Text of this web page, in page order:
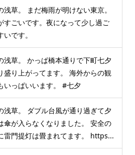
浅草。 まだ梅雨が明けない東京。
すごいです。夜になって少し過ご
いです。
浅草。 かっぱ橋本通りで下町七夕
盛り上がってます。 海外からの観
いっぱいいます。 #七夕
浅草。 ダブル台風が通り過ぎて夕
傘が入らなくなりました。 安全の
雷門提灯は畳まれてます。 https...